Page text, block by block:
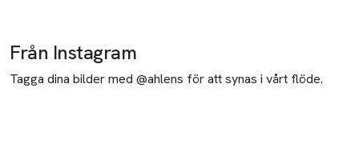
Från Instagram
Tagga dina bilder med @ahlens för att synas i vårt flöde.